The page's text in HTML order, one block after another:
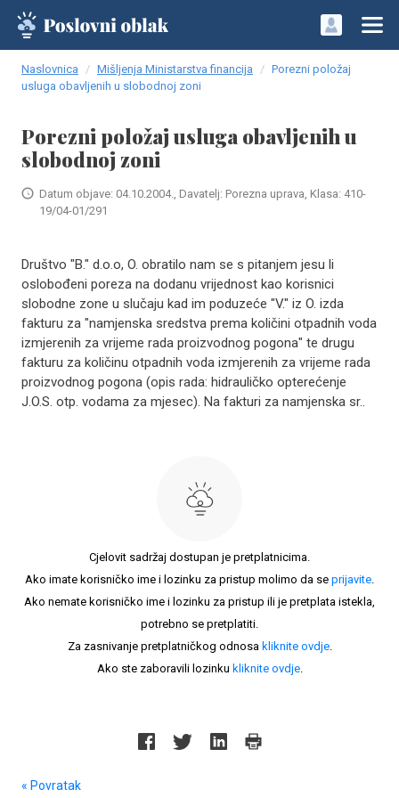
Naslovnica Mišljenja Ministarstva financija
Porezni položaj
usluga obavljenih u slobodnoj zoni
Porezni položaj usluga obavljenih u
slobodnoj zoni
Datum objave: 04.10.2004., Davatelj: Porezna uprava, Klasa: 410-
19/04-01/291
Društvo "B." d.o.o, O. obratilo nam se s pitanjem jesu li
oslobođeni poreza na dodanu vrijednost kao korisnici
slobodne zone u slučaju kad im poduzeće "V." iz O. izda
fakturu za "namjenska sredstva prema količini otpadnih voda
izmjerenih za vrijeme rada proizvodnog pogona" te drugu
fakturu za količinu otpadnih voda izmjerenih za vrijeme rada
proizvodnog pogona (opis rada: hidrauličko opterećenje
J.O.S. otp. vodama za mjesec). Na fakturi za namjenska sr..
Cjelovit sadržaj dostupan je pretplatnicima.
Ako imate korisničko ime i lozinku za pristup molimo da se prijavite.
Ako nemate korisničko ime i lozinku za pristup ili je pretplata istekla,
potrebno se pretplatiti.
Za zasnivanje pretplatničkog odnosa kliknite ovdje.
Ako ste zaboravili lozinku kliknite ovdje.
« Povratak